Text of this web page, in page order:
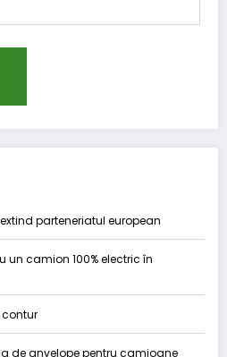
extind parteneriatul european
un camion 100% electric în
contur
de anvelope pentru camioane